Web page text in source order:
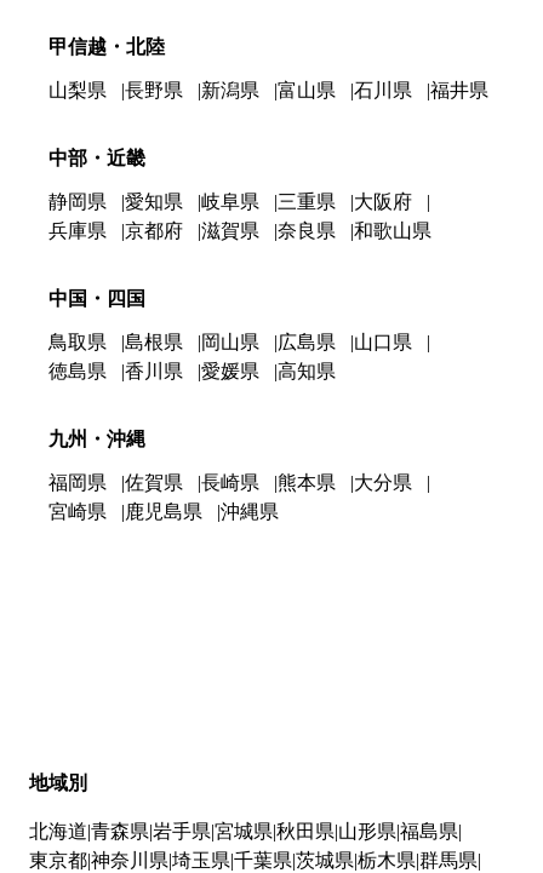
甲信越・北陸
山梨県 長野県 新潟県 富山県 石川県 福井県
中部・近畿
静岡県 愛知県 岐阜県 三重県
大阪府
兵庫県
京都府 滋賀県 奈良県 和歌山県
中国・四国
鳥取県 島根県 岡山県 広島県
山口県
徳島県
香川県 愛媛県 高知県
九州・沖縄
福岡県 佐賀県 長崎県 熊本県
大分県
宮崎県
鹿児島県 沖縄県
地域別
北海道 青森県 岩手県 宮城県 秋田県 山形県 福島県
東京都神奈川県 埼玉県 千葉県 茨城県 栃木県 群馬県